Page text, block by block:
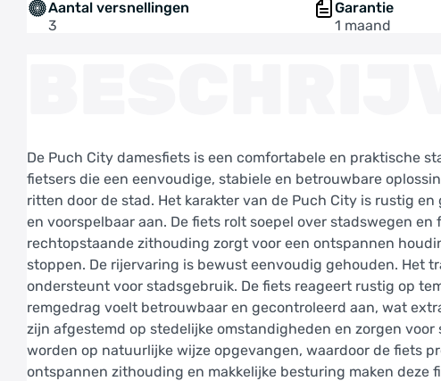
Aantal versnellingen
3
Garantie
1 maand
De Puch City damesfiets is een comfortabele en praktische
fietsers die een eenvoudige, stabiele en betrouwbare
ritten door de stad. Het karakter van de Puch City is rustig
en voorspelbaar aan. De fiets rolt soepel over stadswegen
rechtopstaande zithouding zorgt voor een ontspannen
stoppen. De rijervaring is bewust eenvoudig gehouden. Het
ondersteunt voor stadsgebruik. De fiets reageert rustig op
remgedrag voelt betrouwbaar en gecontroleerd aan, wat
zijn afgestemd op stedelijke omstandigheden en zorgen
worden op natuurlijke wijze opgevangen, waardoor de fiets
ontspannen zithouding en makkelijke besturing maken deze